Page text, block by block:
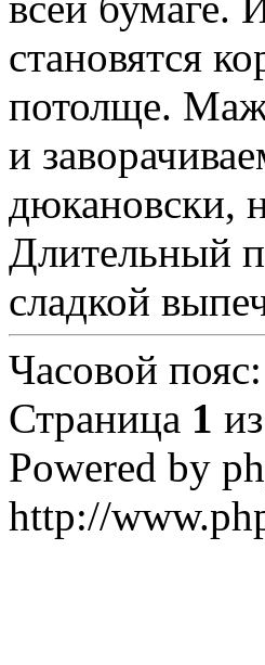
становятся
потолще.
и
дюкановски,
Длительный
сладкой
Часовой
Страница 1 из
Powered by
http://